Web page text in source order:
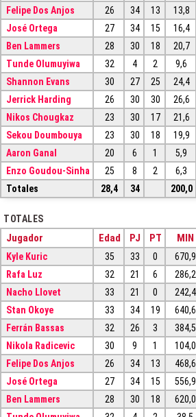
Felipe Dos Anjos
26 34 13 13,8
José Ortega
27 34 15 16,4
Ben Lammers
28 30 18 20,7
Tunde Olumuyiwa
32 4 2 9,6
Shannon Evans
30 27 25 24,4
Jerrick Harding
26 30 30 26,6
Nikos Chougkaz
23 30 17 21,6
Sekou Doumbouya
23 30 18 19,9
Aaron Ganal
20 6 1 5,9
Enzo Goudou-Sinha
25 8 2 6,3
Totales
28,4 34 200,0
TOTALES
Jugador Edad PJ PT MIN
Kyle Kuric 35 33 0 670,9
Rafa Luz
32 21 6 286,2
Nacho Llovet
33 21 0 242,4
Stan Okoye
33 34 19 640,6
Ferrán Bassas
32 26 3 384,5
Nikola Radicevic
30 9 1 104,0
Felipe Dos Anjos
26 34 13 468,6
José Ortega
27 34 15 556,9
Ben Lammers
28 30 18 620,0